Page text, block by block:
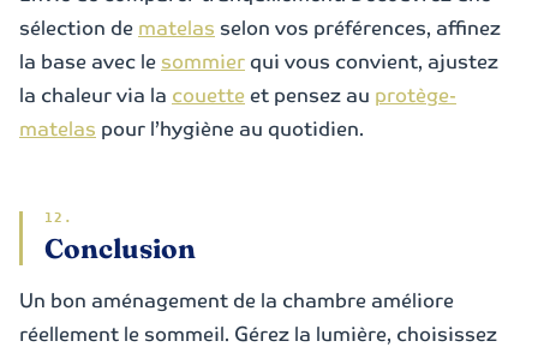
sélection de matelas selon vos préférences, affinez
la base avec le sommier qui vous convient, ajustez
la chaleur via la couette et pensez au protège-
matelas pour l’hygiène au quotidien.
Conclusion
Un bon aménagement de la chambre améliore
réellement le sommeil. Gérez la lumière, choisissez